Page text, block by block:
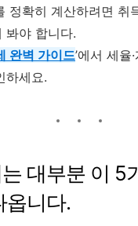
정확히 계산하려면 취
봐야 합니다.
완벽 가이드’에서 세율
하세요.
대부분 이 5
옵니다.